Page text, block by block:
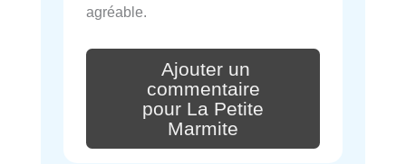
agréable.
Ajouter un
commentaire
pour La Petite
Marmite